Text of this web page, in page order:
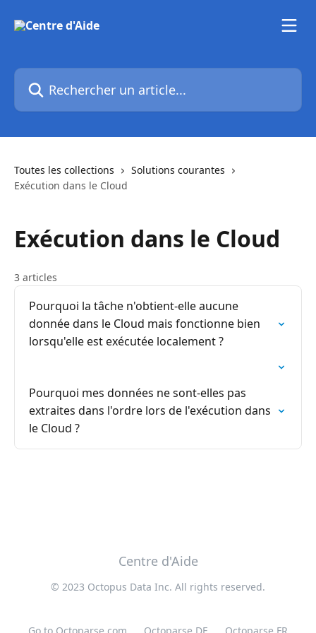
Rechercher un article...
Toutes les collections
Solutions courantes
Exécution dans le Cloud
Exécution dans le Cloud
3 articles
Pourquoi la tâche n'obtient-elle aucune
donnée dans le Cloud mais fonctionne bien
lorsqu'elle est exécutée localement ?
Pourquoi mes données ne sont-elles pas
extraites dans l'ordre lors de l'exécution dans
le Cloud ?
Centre d'Aide
© 2023 Octopus Data Inc. All rights reserved.